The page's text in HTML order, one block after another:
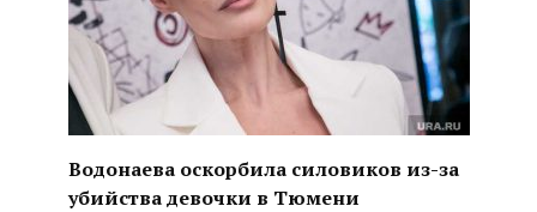
Водонаева оскорбила силовиков из-за
убийства девочки в Тюмени